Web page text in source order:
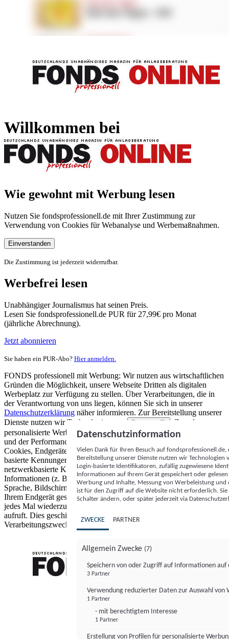
Willkommen bei
Wie gewohnt mit Werbung lesen
Nutzen Sie fondsprofessionell.de mit Ihrer Zustimmung zur
Verwendung von Cookies für Webanalyse und Werbemaßnahmen.
Einverstanden
Die Zustimmung ist jederzeit widerrufbar.
Werbefrei lesen
Unabhängiger Journalismus hat seinen Preis.
Lesen Sie fondsprofessionell.de PUR für 27,99€ pro Monat
(jährliche Abrechnung).
Jetzt abonnieren
Sie haben ein PUR-Abo? Hier anmelden.
FONDS professionell mit Werbung: Wir nutzen aus wirtschaftlichen
Gründen die Möglichkeit, unsere Webseite Dritten als digitalen
Werbeplatz zur Verfügung zu stellen. Über Verarbeitungen, die in
der Verantwortung von uns liegen, können Sie sich in unserer
Datenschutzerklärung näher informieren. Zur Bereitstellung unserer
Dienste nutzen wir Technologien von
Partnern (5)
. Zwecke:
personalisierte Werbung und Inhalte, Messung von Werbeleistung
und der Performance von Inhalten sowie Zielgruppenforschung.
Cookies, Endgeräte- oder ähnliche Online-Kennungen (z. B. login-
basierte Kennungen, zufällig generierte Kennungen,
netzwerkbasierte Kennungen) können zusammen mit anderen
Informationen (z. B. Browsertyp und Browserinformationen,
Sprache, Bildschirmgröße, unterstützte Technologien usw.) auf
Ihrem Endgerät gespeichert oder von dort ausgelesen werden, um es
jedes Mal wiederzuerkennen, wenn es eine App oder einer Webseite
aufruft. Dies geschieht für einen oder mehrere der hier aufgeführten
Verarbeitungszwecke.
Datenschutzinformation
Vielen Dank für Ihren Besuch auf
Bereitstellung unserer Dienste nutzen wir Technologien
Login-basierte Identifikatoren, zufällig zugewiesene
Informationen auf Ihrem Gerät gespeichert oder
Werbung und Inhalte, Messung von Werbeleistung
ist für den Zugriff auf die Website nicht erforderlich.
Schalter ändern, oder später jederzeit via
ZWECKE PARTNER
Allgemein Zwecke (7)
Speichern von oder Zugriff auf Informationen auf
3 Partner
Verwendung reduzierter Daten zur Auswahl von
1 Partner
- mit berechtigtem Interesse
1 Partner
Erstellung von Profilen für personalisierte
FONDS professionell